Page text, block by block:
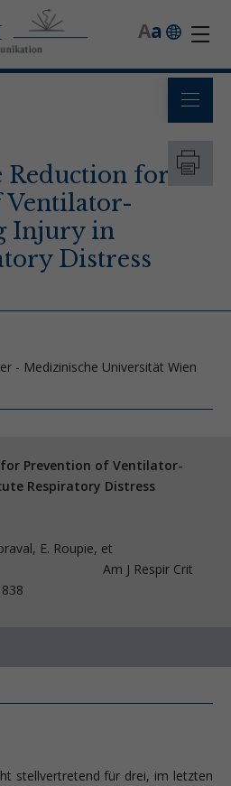
a
A
for
Ventilator-
Injury in
Distress
- Medizinische Universität Wien
Prevention of Ventilator-
Respiratory Distress
E. Roupie, et
Crit
stellvertretend für drei, im letzten